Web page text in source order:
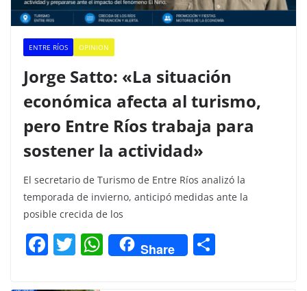
ENTRE RÍOS OPINION
Jorge Satto: «La situación
económica afecta al turismo,
pero Entre Ríos trabaja para
sostener la actividad»
El secretario de Turismo de Entre Ríos analizó la
temporada de invierno, anticipó medidas ante la
posible crecida de los
F T W
h
Share